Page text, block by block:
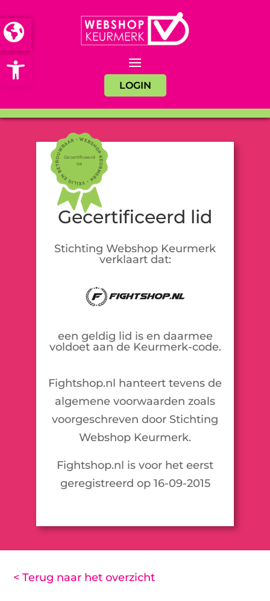
Open toolbar
LOGIN
Gecertificeerd
lid
Gecertificeerd lid
Stichting Webshop Keurmerk
verklaart dat:
een geldig lid is en daarmee
voldoet aan de Keurmerk-code.
Fightshop.nl hanteert tevens de
algemene voorwaarden zoals
voorgeschreven door Stichting
Webshop Keurmerk.
Fightshop.nl is voor het eerst
geregistreerd op 16-09-2015
< Terug naar het overzicht